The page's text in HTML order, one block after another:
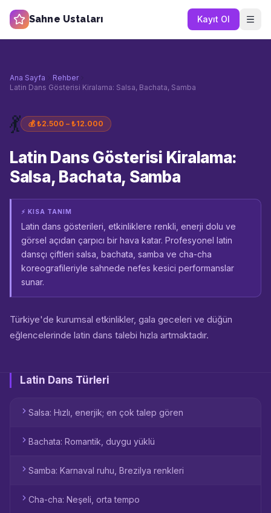
Sahne Ustaları Kayıt Ol
Ana Sayfa
Rehber
Latin Dans Gösterisi Kiralama: Salsa, Bachata, Samba
💃 💰₺2.500 – ₺12.000
Latin Dans Gösterisi Kiralama:
Salsa, Bachata, Samba
⚡ KISA TANIM
Latin dans gösterileri, etkinliklere renkli, enerji dolu ve
görsel açıdan çarpıcı bir hava katar. Profesyonel latin
dansçı çiftleri salsa, bachata, samba ve cha-cha
koreografileriyle sahnede nefes kesici performanslar
sunar.
Türkiye'de kurumsal etkinlikler, gala geceleri ve düğün
eğlencelerinde latin dans talebi hızla artmaktadır.
Latin Dans Türleri
Salsa: Hızlı, enerjik; en çok talep gören
Bachata: Romantik, duygu yüklü
Samba: Karnaval ruhu, Brezilya renkleri
Cha-cha: Neşeli, orta tempo